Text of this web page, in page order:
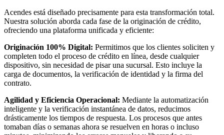
Acendes está diseñado precisamente para esta transformación total.
Nuestra solución aborda cada fase de la originación de crédito,
ofreciendo una plataforma unificada y eficiente:
Originación 100% Digital: Permitimos que los clientes soliciten y
completen todo el proceso de crédito en línea, desde cualquier
dispositivo, sin necesidad de pisar una sucursal. Esto incluye la
carga de documentos, la verificación de identidad y la firma del
contrato.
Agilidad y Eficiencia Operacional: Mediante la automatización
inteligente y la verificación instantánea de datos, reducimos
drásticamente los tiempos de respuesta. Los procesos que antes
tomaban días o semanas ahora se resuelven en horas o incluso